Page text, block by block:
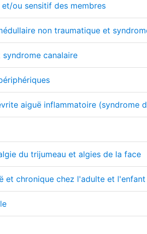
ou sensitif des membres
non traumatique et
syndrome canalaire
aiguë inflammatoire (syndrome
du trijumeau et algies de la face
et chronique chez l'adulte et l'enfant